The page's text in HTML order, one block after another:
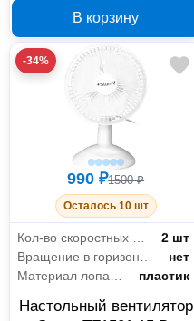
В корзину
-34%
990 ₽1500 ₽
Осталось 10 шт
Кол-во скоростных режимов
2 шт
Вращение в горизонтальной плоскости
нет
пластик
Настольный вентилятор